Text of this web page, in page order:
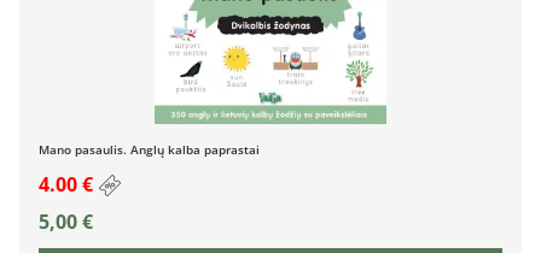
Mano pasaulis. Anglų kalba paprastai
4.00 €
5,00€